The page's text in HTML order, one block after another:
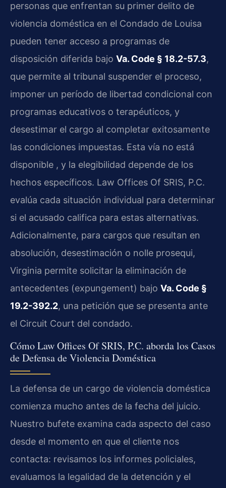
personas que enfrentan su primer delito de
violencia doméstica en el Condado de Louisa
pueden tener acceso a programas de
disposición diferida bajo Va. Code § 18.2-57.3,
que permite al tribunal suspender el proceso,
imponer un período de libertad condicional con
programas educativos o terapéuticos, y
desestimar el cargo al completar exitosamente
las condiciones impuestas. Esta vía no está
disponible , y la elegibilidad depende de los
hechos específicos. Law Offices Of SRIS, P.C.
evalúa cada situación individual para determinar
si el acusado califica para estas alternativas.
Adicionalmente, para cargos que resultan en
absolución, desestimación o nolle prosequi,
Virginia permite solicitar la eliminación de
antecedentes (expungement) bajo Va. Code §
19.2-392.2, una petición que se presenta ante
el Circuit Court del condado.
Cómo Law Offices Of SRIS, P.C. aborda los Casos
de Defensa de Violencia Doméstica
La defensa de un cargo de violencia doméstica
comienza mucho antes de la fecha del juicio.
Nuestro bufete examina cada aspecto del caso
desde el momento en que el cliente nos
contacta: revisamos los informes policiales,
evaluamos la legalidad de la detención y el